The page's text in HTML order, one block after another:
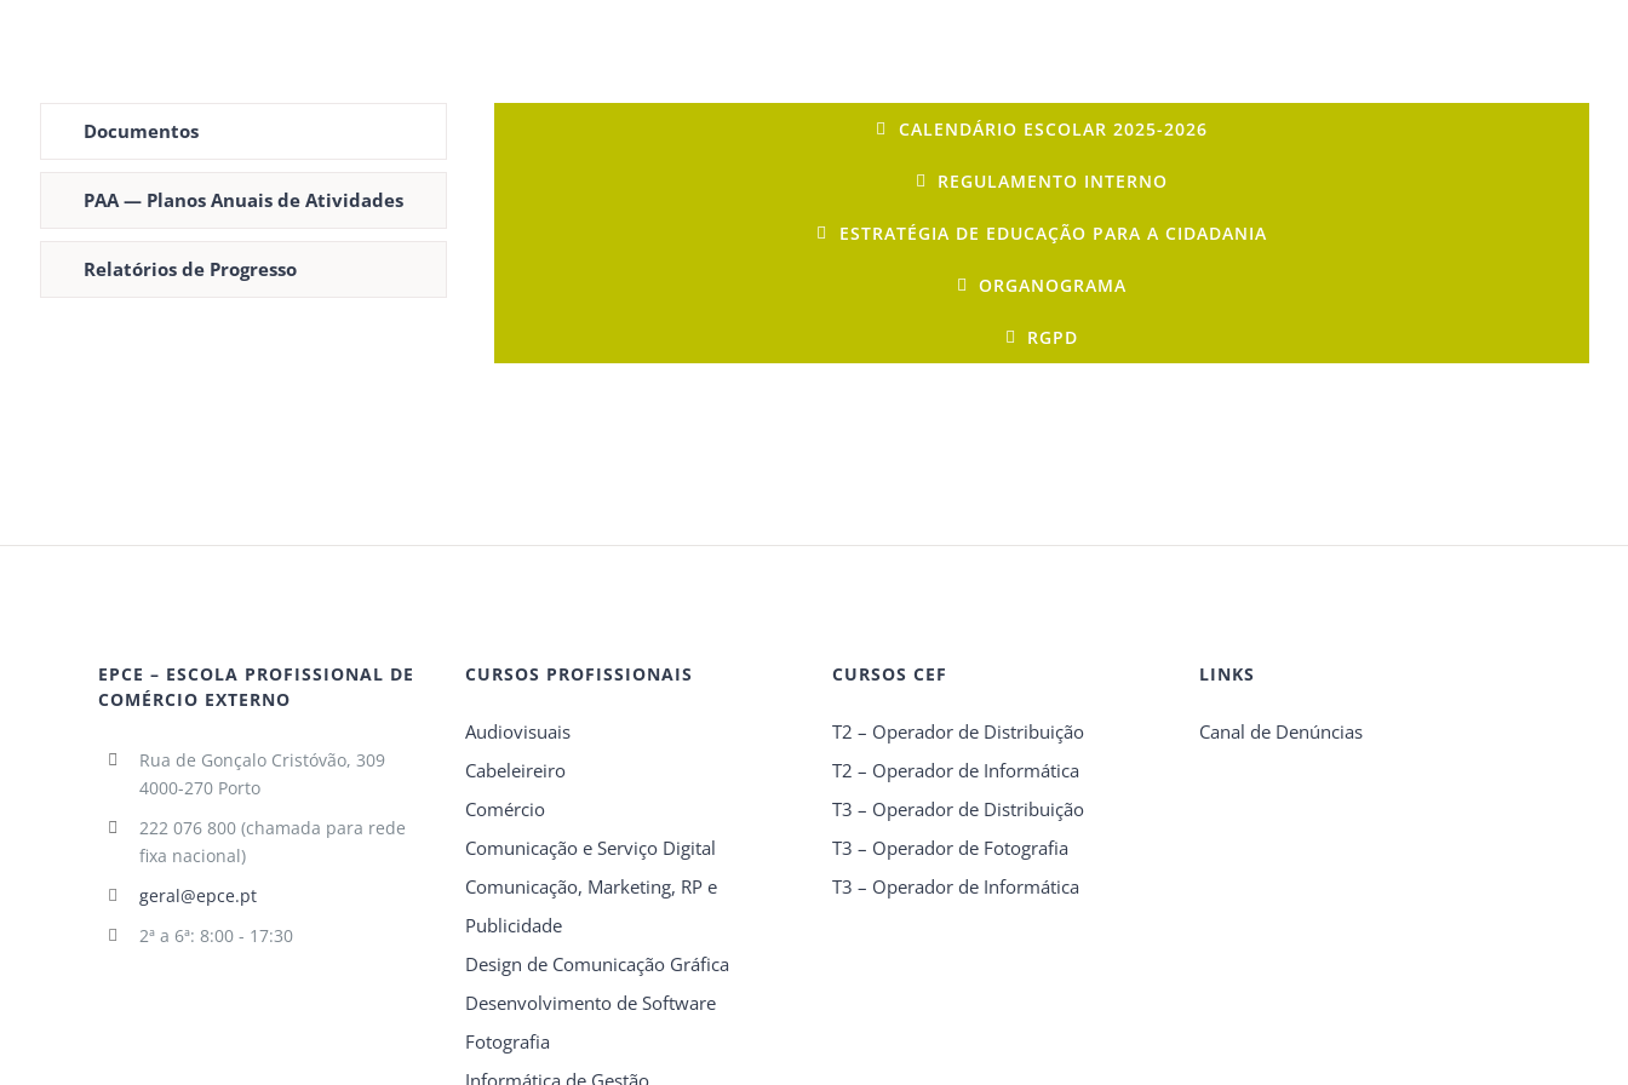
Documentos
PAA — Planos Anuais de Atividades
Relatórios de Progresso
CALENDÁRIO ESCOLAR 2025-2026
REGULAMENTO INTERNO
ESTRATÉGIA DE EDUCAÇÃO PARA A CIDADANIA
ORGANOGRAMA
RGPD
EPCE – ESCOLA PROFISSIONAL DE
COMÉRCIO EXTERNO
Rua de Gonçalo Cristóvão, 309
4000-270 Porto
222 076 800 (chamada para rede
fixa nacional)
geral@epce.pt
2ª a 6ª: 8:00 - 17:30
CURSOS PROFISSIONAIS
Audiovisuais
Cabeleireiro
Comércio
Comunicação e Serviço Digital
Comunicação, Marketing, RP e
Publicidade
Design de Comunicação Gráfica
Desenvolvimento de Software
Fotografia
CURSOS CEF
T2 – Operador de Distribuição
T2 – Operador de Informática
T3 – Operador de Distribuição
T3 – Operador de Fotografia
T3 – Operador de Informática
LINKS
Canal de Denúncias